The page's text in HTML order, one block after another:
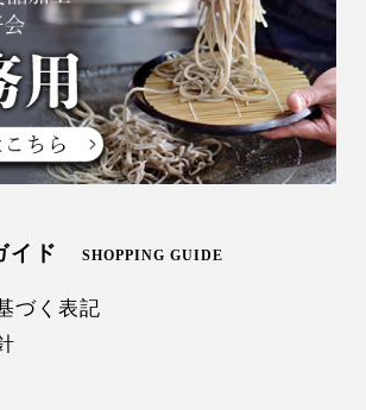
イド SHOPPING GUIDE
づく表記